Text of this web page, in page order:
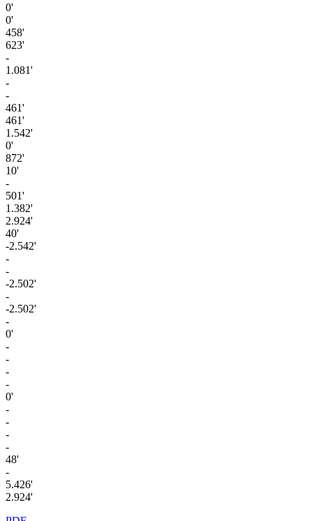
0'
0'
458'
623'
-
1.081'
-
-
461'
461'
1.542'
0'
872'
10'
-
501'
1.382'
2.924'
40'
-2.542'
-
-
-2.502'
-
-2.502'
-
0'
-
-
-
-
0'
-
-
-
-
48'
-
5.426'
2.924'